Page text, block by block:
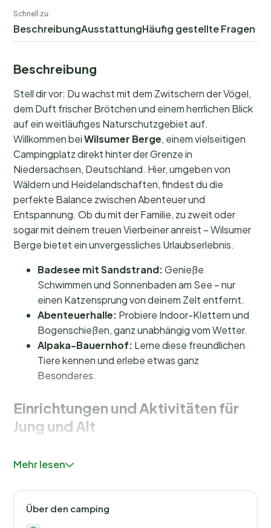
Schnell zu:
BeschreibungAusstattungHäufig gestellte Fragen
Beschreibung
Stell dir vor: Du wachst mit dem Zwitschern der Vögel,
dem Duft frischer Brötchen und einem herrlichen Blick
auf ein weitläufiges Naturschutzgebiet auf.
Willkommen beiWilsumer Berge, einem vielseitigen
Campingplatz direkt hinter der Grenze in
Niedersachsen, Deutschland. Hier, umgeben von
Wäldern und Heidelandschaften, findest du die
perfekte Balance zwischen Abenteuer und
Entspannung. Ob du mit der Familie, zu zweit oder
sogar mit deinem treuen Vierbeiner anreist – Wilsumer
Berge bietet ein unvergessliches Urlaubserlebnis.
Badesee mit Sandstrand:Genieße
Schwimmen und Sonnenbaden am See – nur
einen Katzensprung von deinem Zelt entfernt.
Abenteuerhalle: Probiere Indoor-Klettern und
Bogenschießen, ganz unabhängig vom Wetter.
Alpaka-Bauernhof: Lerne diese freundlichen
Tiere kennen und erlebe etwas ganz
Besonderes.
Einrichtungen und Aktivitäten für
Jung und Alt
DerBadesee
einen entspannten Tag in der Sonne. Für Abenteurer
gibt es dieAbenteuerhalle
Mehr lesen
Über den camping